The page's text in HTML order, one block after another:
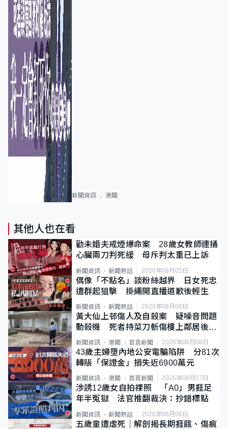
新聞資訊 港聞
其他人也在看
勸未婚夫戒煙爆命案 28歲女教師連捅
心臟兩刀判死緩 母斥判太重已上訴
新聞資訊 新聞熱話 2026年08月05日
偶像「不點名」談粉絲越界 日女死忠
遭群起狙擊 掛繩開直播道歉後輕生
新聞資訊 新聞熱話 2026年08月06日
黃大仙上邨傷人及自殺案 疑噪音問題
動殺機 死者持菜刀斬傷樓上鄰居後墮
斃
新聞資訊 港聞 首頁新聞 2026年08月08日
43歲主婦墮內地公安電騙陷阱 分81次
轉賬「保證金」損失近6900萬元
新聞資訊 港聞 首頁新聞 2026年08月07日
涉誘12歲女自拍祼照 「A0」男捱足
年半冤獄 法官推翻裁決：抄錯標點
新聞資訊 新聞熱話 2026年08月06日
五歲童遭虐死｜解剖揭長期捱餓、傷痕